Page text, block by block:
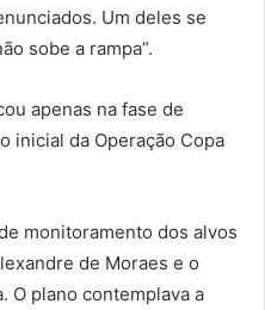
Um deles se
sobe a rampa”.
apenas na fase de
inicial da Operação Copa
monitoramento dos alvos
de Moraes e o
O plano contemplava a